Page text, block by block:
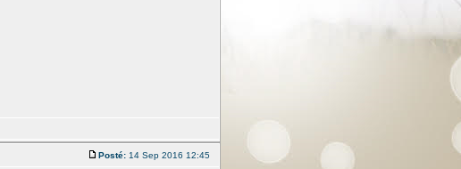
Posté: 14 Sep 2016 12:45